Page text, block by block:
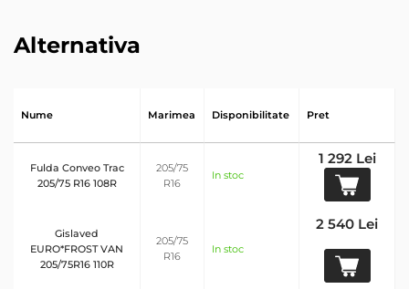
Alternativa
Nume Marimea Disponibilitate Pret
Fulda Conveo Trac
205/75 R16 108R
205/75
R16
In stoc
1 292 Lei
Gislaved
EURO*FROST VAN
205/75R16 110R
205/75
R16
In stoc
2 540 Lei